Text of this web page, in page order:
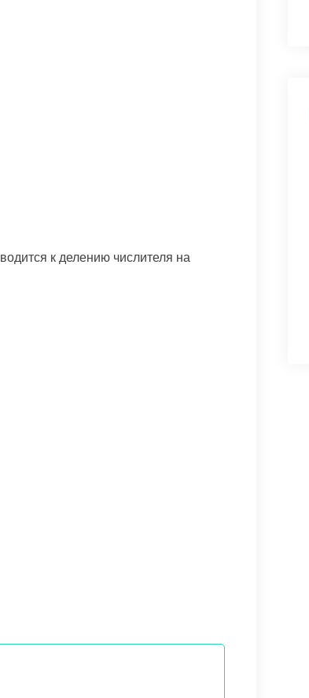
к делению числителя на